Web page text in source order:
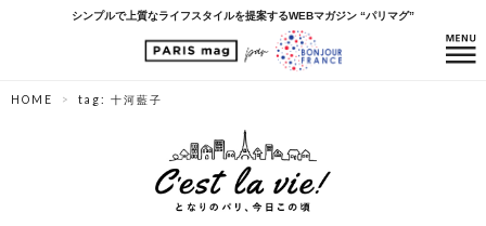
シンプルで上質なライフスタイルを提案するWEBマガジン “パリマグ”
HOME tag: 十河藍子